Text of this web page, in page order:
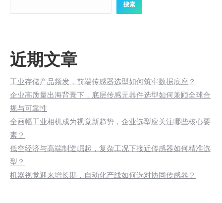
搜索
近期文章
工业存储产品频发，前端传感器选型如何筑牢数据底座？
企业高质量出海背景下，底层传感元器件选型如何兼顾全球合
规与可靠性
全画幅工业相机成为视觉新趋势，企业选型应关注哪些核心要
素？
低空经济与高端制造崛起，复杂工况下接近传感器如何精准选
型？
机器视觉迎来增长期，自动化产线如何选对协同传感器？